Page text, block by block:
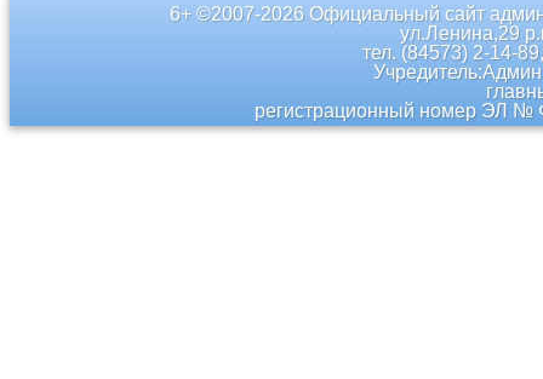
6+ ©2007-2026 Официальный сайт
ул.Ленина,29
тел. (84573) 2-14-
регистрационный номер ЭЛ №